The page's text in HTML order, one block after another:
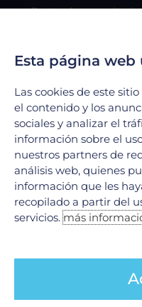
Renta de consultorio
Servicios
Urgencias
Laboratorio Clínico
Laboratorio de
Hospitalización
Imagenología
Hemodinamia
Ver todos
Legales
Esta página web
Las cookies de este
el contenido y los
sociales y analizar el
información sobre el
nuestros partners de
análisis web, quienes
información que les
recopilado a partir del
servicios.más